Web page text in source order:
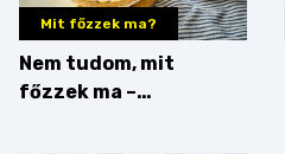
Mit főzzek ma?
Nem tudom, mit
főzzek ma –